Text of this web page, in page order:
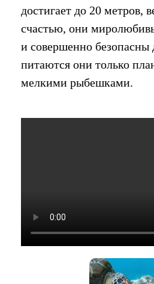
достигает до 20 метров,
счастью, они
и совершенно безопасны
питаются они только
мелкими рыбешками.